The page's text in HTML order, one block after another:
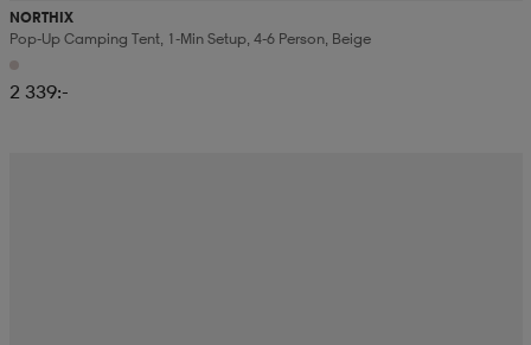
NORTHIX
Pop-Up Camping Tent, 1-Min Setup, 4-6 Person, Beige
2 339:-